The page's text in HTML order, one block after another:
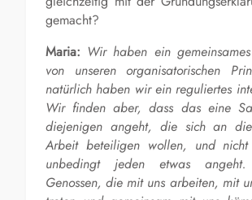
gemacht?
Maria: Wir haben ein
von unseren organisatorischen
natürlich haben wir ein reguliertes
Wir finden aber, dass das eine
diejenigen angeht, die sich an
Arbeit beteiligen wollen, und
unbedingt jeden etwas
Genossen, die mit uns arbeiten, mit